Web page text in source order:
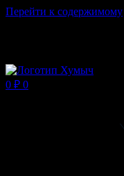
Перейти к содержимому
0 ₽ 0